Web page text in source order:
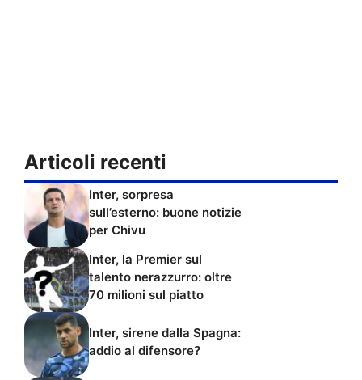
Articoli recenti
Inter, sorpresa
sull’esterno: buone notizie
per Chivu
Inter, la Premier sul
talento nerazzurro: oltre
70 milioni sul piatto
Inter, sirene dalla Spagna:
addio al difensore?